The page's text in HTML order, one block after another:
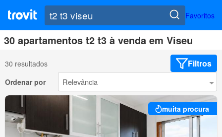
Favoritos
30 apartamentos t2 t3 à venda em Viseu
30 resultados Filtros
Ordenar por
muita procura